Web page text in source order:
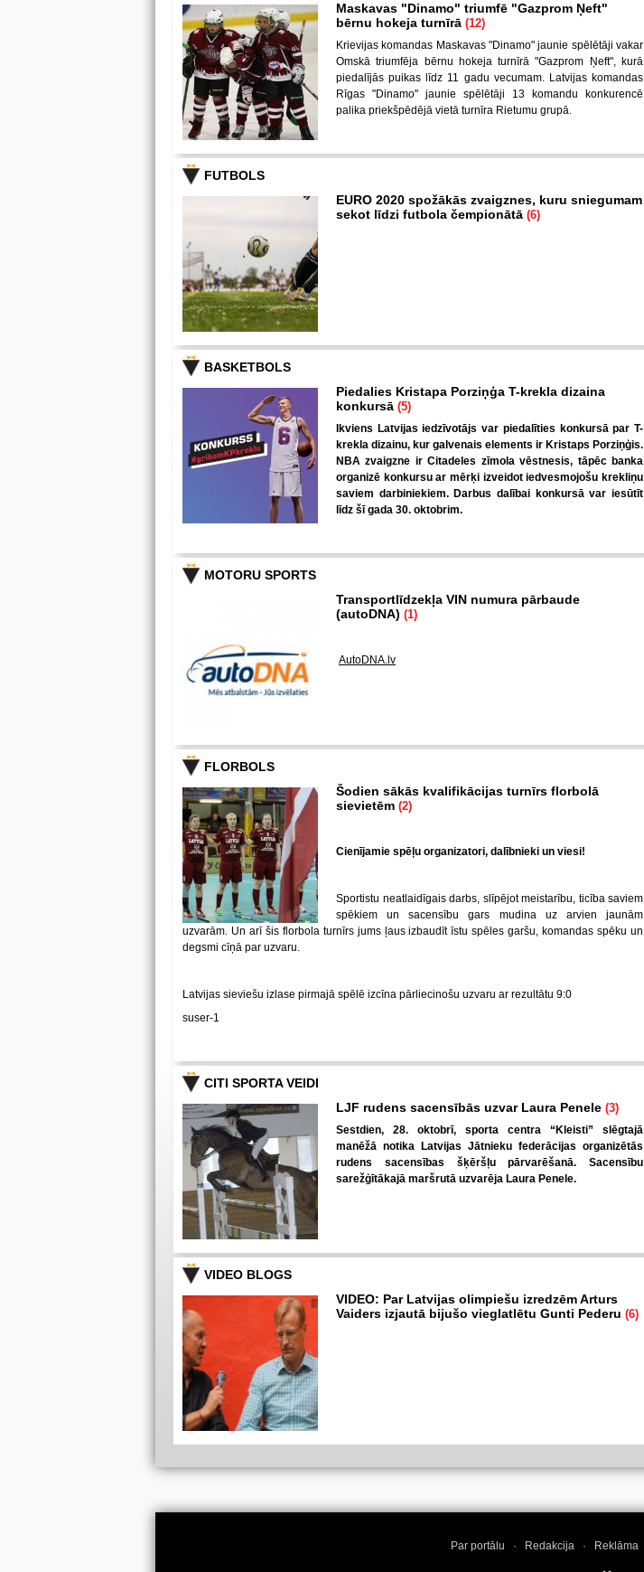
Maskavas "Dinamo" triumfē "Gazprom Ņeft"
bērnu hokeja turnīrā (12)
Krievijas komandas Maskavas "Dinamo" jaunie spēlētāji vakar
Omskā triumfēja bērnu hokeja turnīrā "Gazprom Ņeft", kurā
piedalījās puikas līdz 11 gadu vecumam. Latvijas komandas
Rīgas "Dinamo" jaunie spēlētāji 13 komandu konkurencē
palika priekšpēdējā vietā turnīra Rietumu grupā.
FUTBOLS
EURO 2020 spožākās zvaigznes, kuru sniegumam
sekot līdzi futbola čempionātā (6)
BASKETBOLS
Piedalies Kristapa Porziņģa T-krekla dizaina
konkursā (5)
Ikviens Latvijas iedzīvotājs var piedalīties konkursā par T-
krekla dizainu, kur galvenais elements ir Kristaps Porziņģis.
NBA zvaigzne ir Citadeles zīmola vēstnesis, tāpēc banka
organizē konkursu ar mērķi izveidot iedvesmojošu krekliņu
saviem darbiniekiem. Darbus dalībai konkursā var iesūtīt
līdz šī gada 30. oktobrim.
MOTORU SPORTS
Transportlīdzekļa VIN numura pārbaude
(autoDNA) (1)
AutoDNA.lv
FLORBOLS
Šodien sākās kvalifikācijas turnīrs florbolā
sievietēm (2)
Cienījamie spēļu organizatori, dalībnieki un viesi!
Sportistu neatlaidīgais darbs, slīpējot meistarību, ticība saviem
spēkiem un sacensību gars mudina uz arvien jaunām
uzvarām. Un arī šis florbola turnīrs jums ļaus izbaudīt īstu spēles garšu, komandas spēku un
degsmi cīņā par uzvaru.
Latvijas sieviešu izlase pirmajā spēlē izcīna pārliecinošu uzvaru ar rezultātu 9:0
suser-1
CITI SPORTA VEIDI
LJF rudens sacensībās uzvar Laura Penele (3)
Sestdien, 28. oktobrī, sporta centra “Kleisti” slēgtajā
manēžā notika Latvijas Jātnieku federācijas organizētās
rudens sacensības šķēršļu pārvarēšanā. Sacensību
sarežģītākajā maršrutā uzvarēja Laura Penele.
VIDEO BLOGS
VIDEO: Par Latvijas olimpiešu izredzēm Arturs
Vaiders izjautā bijušo vieglatlētu Gunti Pederu (6)
Par portālu · Redakcija · Reklāma